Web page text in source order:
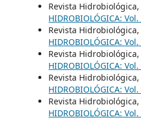
Revista
HIDROBIOLÓGICA:
Revista
HIDROBIOLÓGICA:
Revista
HIDROBIOLÓGICA:
Revista Hidrobiológica,
HIDROBIOLÓGICA:
Revista
HIDROBIOLÓGICA: